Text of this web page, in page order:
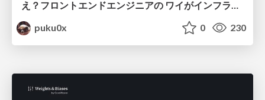
puku0x
0 230